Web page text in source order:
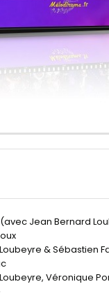
Jean Bernard
& Sébastien
Véronique